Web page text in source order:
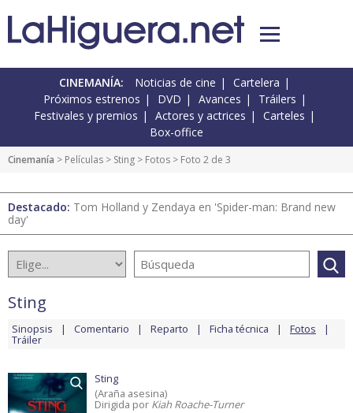
CINEMANÍA: Noticias de cine
Cartelera
Próximos estrenos
DVD Avances
Tráilers
Festivales y premios
Actores y actrices
Carteles
Box-office
Cinemanía > Películas > Sting > Fotos > Foto 2 de 3
Destacado: Tom Holland y Zendaya en 'Spider-man: Brand new
day'
Sting
Sinopsis Comentario Reparto Ficha técnica Fotos
Tráiler
Sting
(Araña asesina)
Dirigida por Kiah Roache-Turner